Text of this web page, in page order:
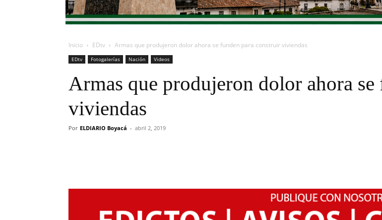
Inicio EDtv Armas que produjeron dolor ahora se funden para construir viviendas
EDtv Fotogalerías Nación Videos
Armas que produjeron dolor ahora
viviendas
Por ELDIARIO Boyacá - abril 2, 2019